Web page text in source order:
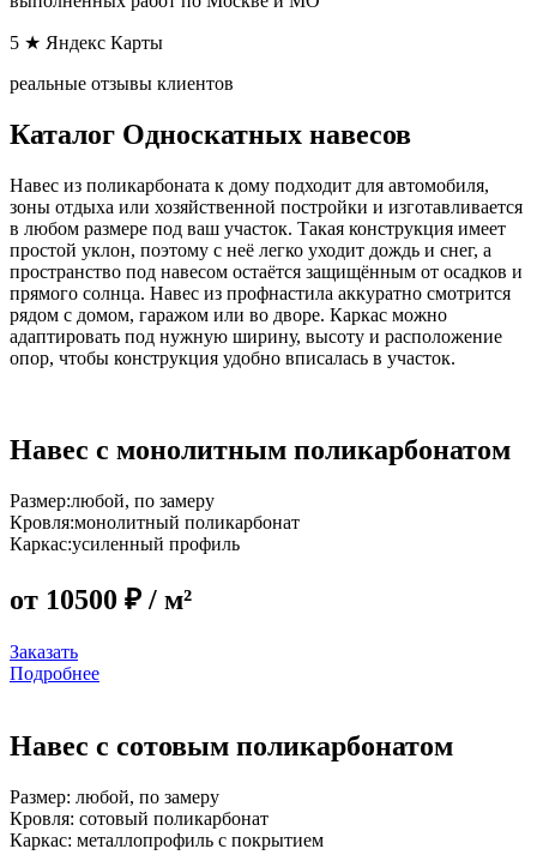
5 ★ Яндекс Карты​
реальные отзывы клиентов
Каталог Односкатных навесов
Навес из поликарбоната к дому подходит для автомобиля,
зоны отдыха или хозяйственной постройки и изготавливается
в любом размере под ваш участок. Такая конструкция имеет
простой уклон, поэтому с неё легко уходит дождь и снег, а
пространство под навесом остаётся защищённым от осадков и
прямого солнца. Навес из профнастила аккуратно смотрится
рядом с домом, гаражом или во дворе. Каркас можно
адаптировать под нужную ширину, высоту и расположение
опор, чтобы конструкция удобно вписалась в участок.
Навес с монолитным поликарбонатом​
Размер:любой, по замеру
Кровля:монолитный поликарбонат
Каркас:усиленный профиль
от 10500 ₽ / м²
Заказать
Подробнее
Навес с сотовым поликарбонатом
Размер: любой, по замеру
Кровля: сотовый поликарбонат
Каркас: металлопрофиль с покрытием